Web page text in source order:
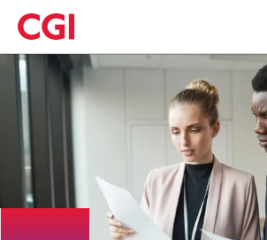
Skip
to
main
content